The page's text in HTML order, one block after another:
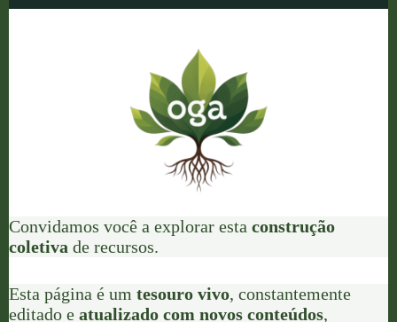
Convidamos você a explorar esta construção
coletiva de recursos.
Esta página é um tesouro vivo, constantemente
editado e atualizado com novos conteúdos,